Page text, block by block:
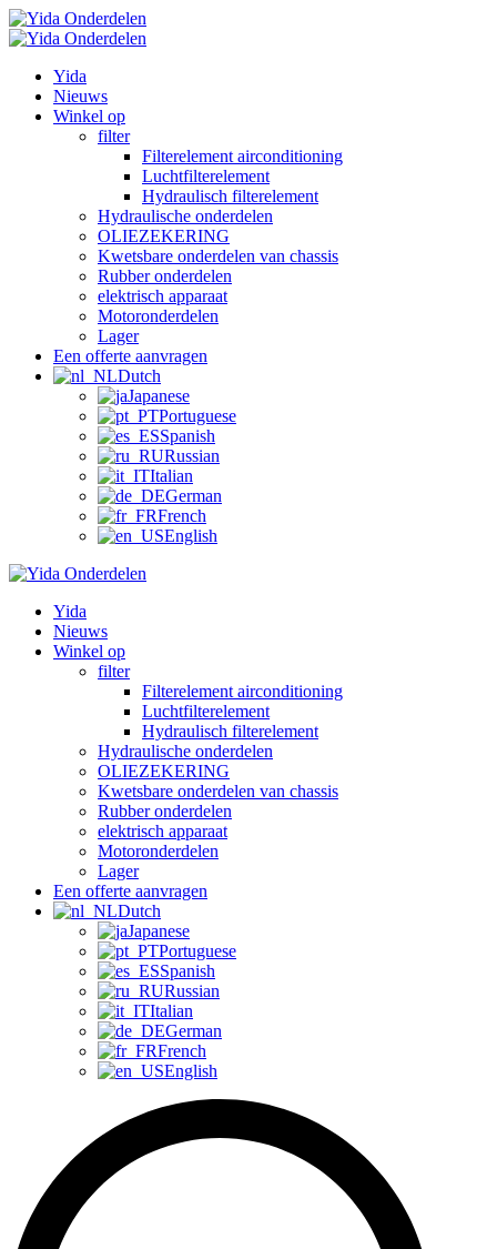
Yida
Nieuws
Winkel op
filter
Filterelement airconditioning
Luchtfilterelement
Hydraulisch filterelement
Hydraulische onderdelen
OLIEZEKERING
Kwetsbare onderdelen van chassis
Rubber onderdelen
elektrisch apparaat
Motoronderdelen
Lager
Een offerte aanvragen
Dutch
Japanese
Portuguese
Spanish
Russian
Italian
German
French
English
Yida
Nieuws
Winkel op
filter
Filterelement airconditioning
Luchtfilterelement
Hydraulisch filterelement
Hydraulische onderdelen
OLIEZEKERING
Kwetsbare onderdelen van chassis
Rubber onderdelen
elektrisch apparaat
Motoronderdelen
Lager
Een offerte aanvragen
Dutch
Japanese
Portuguese
Spanish
Russian
Italian
German
French
English